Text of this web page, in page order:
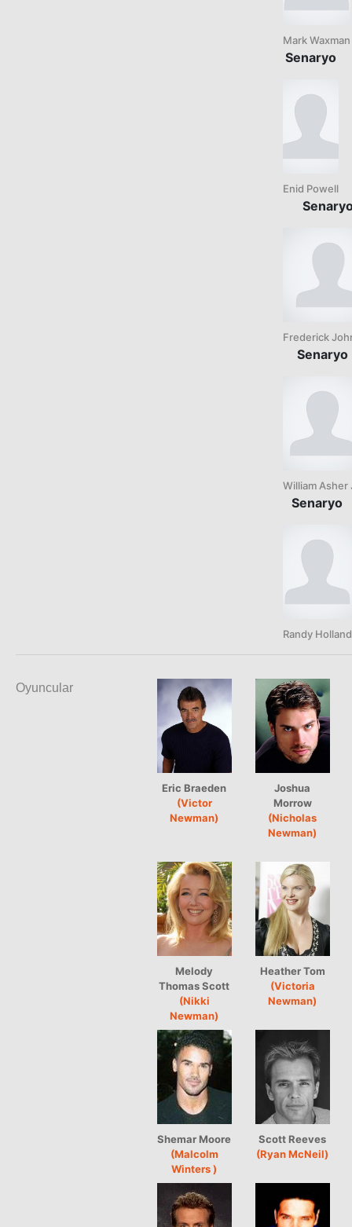
Mark Waxman
Senaryo
Enid Powell
Frederick
Senaryo
William Asher
Senaryo
Randy Holland
Oyuncular
Eric Braeden
(Victor
Newman)
Joshua
Morrow
(Nicholas
Newman)
Melody
Thomas Scott
(Nikki
Newman)
Heather Tom
(Victoria
Newman)
Shemar Moore
(Malcolm
Winters )
Scott Reeves
(Ryan McNeil)